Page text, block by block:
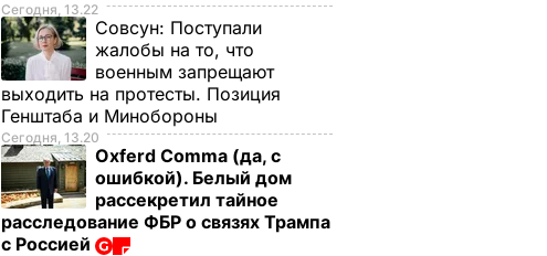
Сегодня, 13.22
Совсун: Поступали
жалобы на то, что
военным запрещают
выходить на протесты. Позиция
Генштаба и Минобороны
Сегодня, 13.20
Oxferd Comma (да, с
ошибкой). Белый дом
рассекретил тайное
расследование ФБР о связях Трампа
с Россией